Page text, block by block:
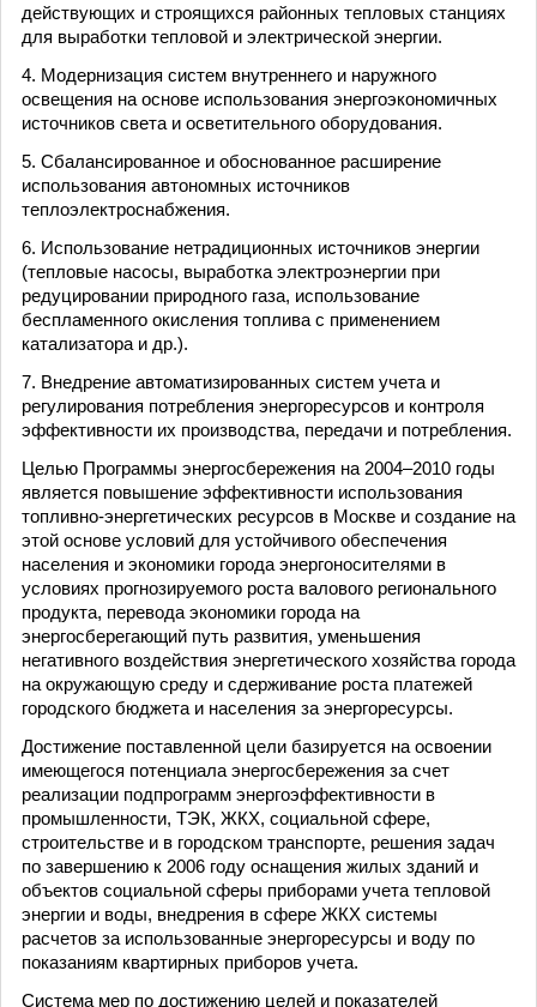
действующих и строящихся районных тепловых станциях
для выработки тепловой и электрической энергии.
4. Модернизация систем внутреннего и наружного
освещения на основе использования энергоэкономичных
источников света и осветительного оборудования.
5. Сбалансированное и обоснованное расширение
использования автономных источников
теплоэлектроснабжения.
6. Использование нетрадиционных источников энергии
(тепловые насосы, выработка электроэнергии при
редуцировании природного газа, использование
беспламенного окисления топлива с применением
катализатора и др.).
7. Внедрение автоматизированных систем учета и
регулирования потребления энергоресурсов и контроля
эффективности их производства, передачи и потребления.
Целью Программы энергосбережения на 2004–2010 годы
является повышение эффективности использования
топливно-энергетических ресурсов в Москве и создание на
этой основе условий для устойчивого обеспечения
населения и экономики города энергоносителями в
условиях прогнозируемого роста валового регионального
продукта, перевода экономики города на
энергосберегающий путь развития, уменьшения
негативного воздействия энергетического хозяйства города
на окружающую среду и сдерживание роста платежей
городского бюджета и населения за энергоресурсы.
Достижение поставленной цели базируется на освоении
имеющегося потенциала энергосбережения за счет
реализации подпрограмм энергоэффективности в
промышленности, ТЭК, ЖКХ, социальной сфере,
строительстве и в городском транспорте, решения задач
по завершению к 2006 году оснащения жилых зданий и
объектов социальной сферы приборами учета тепловой
энергии и воды, внедрения в сфере ЖКХ системы
расчетов за использованные энергоресурсы и воду по
показаниям квартирных приборов учета.
Система мер по достижению целей и показателей